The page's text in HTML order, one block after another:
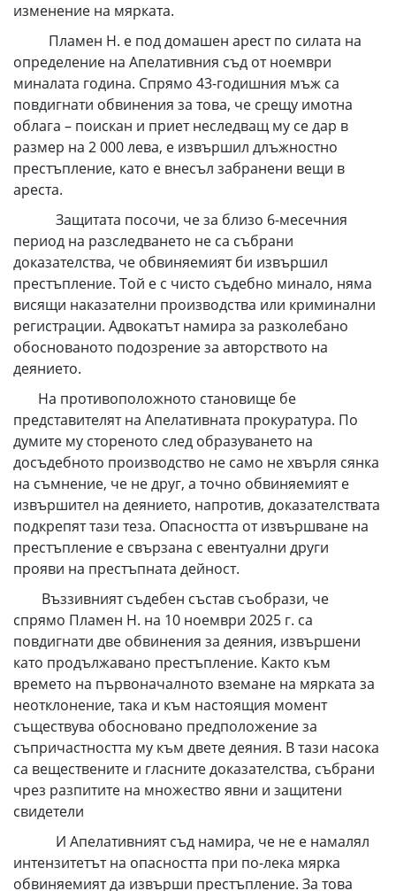
изменение на мярката.
Пламен Н. е под домашен арест по силата на
определение на Апелативния съд от ноември
миналата година. Спрямо 43-годишния мъж са
повдигнати обвинения за това, че срещу имотна
облага – поискан и приет неследващ му се дар в
размер на 2 000 лева, е извършил длъжностно
престъпление, като е внесъл забранени вещи в
ареста.
Защитата посочи, че за близо 6-месечния
период на разследването не са събрани
доказателства, че обвиняемият би извършил
престъпление. Той е с чисто съдебно минало, няма
висящи наказателни производства или криминални
регистрации. Адвокатът намира за разколебано
обоснованото подозрение за авторството на
деянието.
На противоположното становище бе
представителят на Апелативната прокуратура. По
думите му стореното след образуването на
досъдебното производство не само не хвърля сянка
на съмнение, че не друг, а точно обвиняемият е
извършител на деянието, напротив, доказателствата
подкрепят тази теза. Опасността от извършване на
престъпление е свързана с евентуални други
прояви на престъпната дейност.
Въззивният съдебен състав съобрази, че
спрямо Пламен Н. на 10 ноември 2025 г. са
повдигнати две обвинения за деяния, извършени
като продължавано престъпление. Както към
времето на първоначалното вземане на мярката за
неотклонение, така и към настоящия момент
съществува обосновано предположение за
съпричастността му към двете деяния. В тази насока
са веществените и гласните доказателства, събрани
чрез разпитите на множество явни и защитени
свидетели
И Апелативният съд намира, че не е намалял
интензитетът на опасността при по-лека мярка
обвиняемият да извърши престъпление. За това